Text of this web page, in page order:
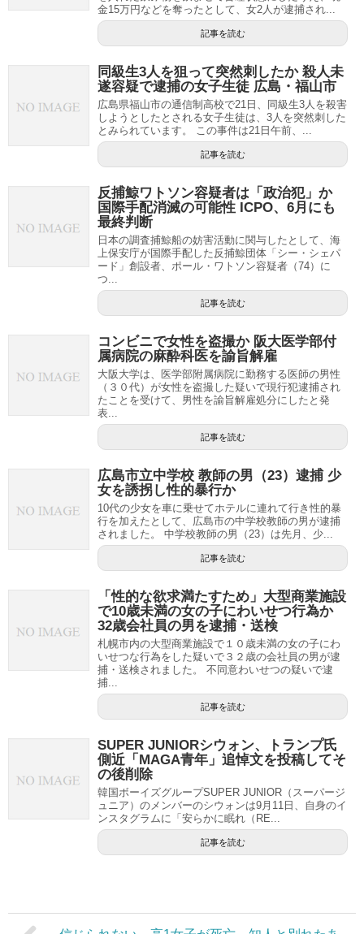
金15万円などを奪ったとして、女2人が逮捕され...
記事を読む
同級生3人を狙って突然刺したか 殺人未
遂容疑で逮捕の女子生徒 広島・福山市
広島県福山市の通信制高校で21日、同級生3人を殺害
しようとしたとされる女子生徒は、3人を突然刺した
とみられています。 この事件は21日午前、...
記事を読む
反捕鯨ワトソン容疑者は「政治犯」か
国際手配消滅の可能性 ICPO、6月にも
最終判断
日本の調査捕鯨船の妨害活動に関与したとして、海
上保安庁が国際手配した反捕鯨団体「シー・シェパ
ード」創設者、ポール・ワトソン容疑者（74）に
つ...
記事を読む
コンビニで女性を盗撮か 阪大医学部付
属病院の麻酔科医を諭旨解雇
大阪大学は、医学部附属病院に勤務する医師の男性
（３０代）が女性を盗撮した疑いで現行犯逮捕され
たことを受けて、男性を諭旨解雇処分にしたと発
表...
記事を読む
広島市立中学校 教師の男（23）逮捕 少
女を誘拐し性的暴行か
10代の少女を車に乗せてホテルに連れて行き性的暴
行を加えたとして、広島市の中学校教師の男が逮捕
されました。 中学校教師の男（23）は先月、少...
記事を読む
「性的な欲求満たすため」大型商業施設
で10歳未満の女の子にわいせつ行為か
32歳会社員の男を逮捕・送検
札幌市内の大型商業施設で１０歳未満の女の子にわ
いせつな行為をした疑いで３２歳の会社員の男が逮
捕・送検されました。 不同意わいせつの疑いで逮
捕...
記事を読む
SUPER JUNIORシウォン、トランプ氏
側近「MAGA青年」追悼文を投稿してそ
の後削除
韓国ボーイズグループSUPER JUNIOR（スーパージ
ュニア）のメンバーのシウォンは9月11日、自身のイ
ンスタグラムに「安らかに眠れ（RE...
記事を読む